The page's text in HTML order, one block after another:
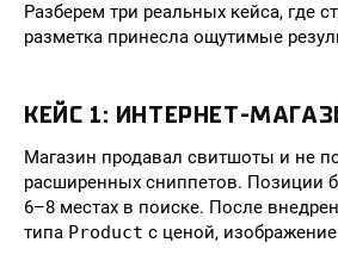
Разберем три реальных кейса, где
разметка принесла ощутимые
КЕЙС 1: ИНТЕРНЕТ-
Магазин продавал свитшоты и не
расширенных сниппетов. Позиции
6–8 местах в поиске. После
типа Product с ценой,